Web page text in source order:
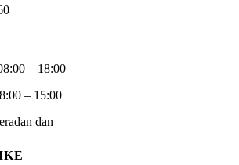
– 18:00
– 15:00
dan